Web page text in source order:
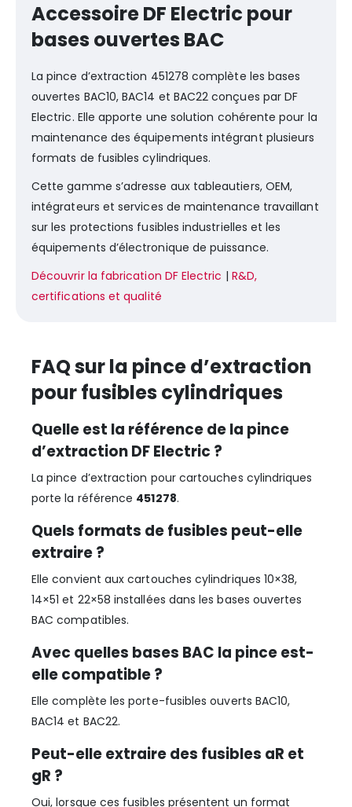
Accessoire DF Electric pour
bases ouvertes BAC
La pince d’extraction 451278 complète les bases
ouvertes BAC10, BAC14 et BAC22 conçues par DF
Electric. Elle apporte une solution cohérente pour la
maintenance des équipements intégrant plusieurs
formats de fusibles cylindriques.
Cette gamme s’adresse aux tableautiers, OEM,
intégrateurs et services de maintenance travaillant
sur les protections fusibles industrielles et les
équipements d’électronique de puissance.
Découvrir la fabrication DF Electric | R&D,
certifications et qualité
FAQ sur la pince d’extraction
pour fusibles cylindriques
Quelle est la référence de la pince
d’extraction DF Electric ?
La pince d’extraction pour cartouches cylindriques
porte la référence 451278.
Quels formats de fusibles peut-elle
extraire ?
Elle convient aux cartouches cylindriques 10×38,
14×51 et 22×58 installées dans les bases ouvertes
BAC compatibles.
Avec quelles bases BAC la pince est-
elle compatible ?
Elle complète les porte-fusibles ouverts BAC10,
BAC14 et BAC22.
Peut-elle extraire des fusibles aR et
gR ?
Oui, lorsque ces fusibles présentent un format